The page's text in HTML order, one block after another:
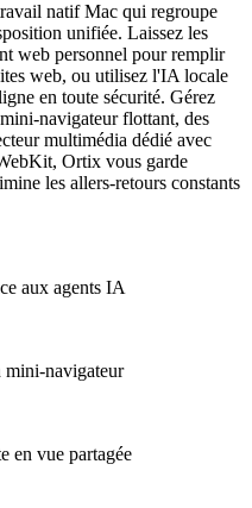
natif Mac qui regroupe
unifiée. Laissez les
web personnel pour remplir
web, ou utilisez l'IA locale
en toute sécurité. Gérez
navigateur flottant, des
multimédia dédié avec
Ortix vous garde
les allers-retours constants
aux agents IA
mini-navigateur
en vue partagée